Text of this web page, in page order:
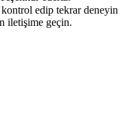
edip tekrar deneyin
iletişime geçin.